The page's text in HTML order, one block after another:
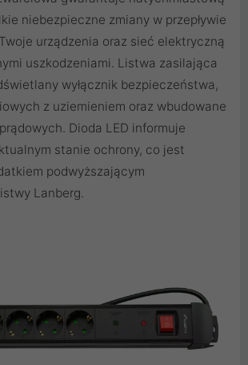
niebezpieczne zmiany w przepływie
urządzenia oraz sieć elektryczną
uszkodzeniami. Listwa zasilająca
wyłącznik bezpieczeństwa,
z uziemieniem oraz wbudowane
Dioda LED informuje
stanie ochrony, co jest
podwyższającym
Lanberg.